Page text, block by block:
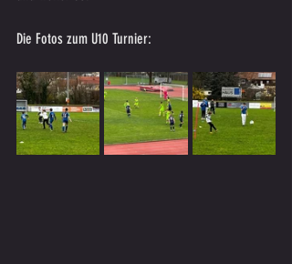
Die Fotos zum U10 Turnier: